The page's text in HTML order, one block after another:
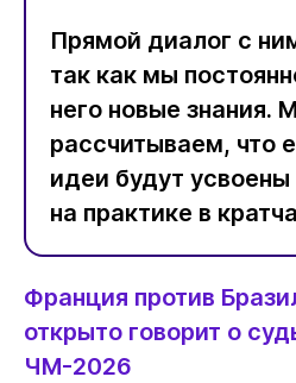
Прямой диалог с
так как мы
него новые знания.
рассчитываем, что
идеи будут
на практике в
Франция против
открыто говорит о
ЧМ-2026